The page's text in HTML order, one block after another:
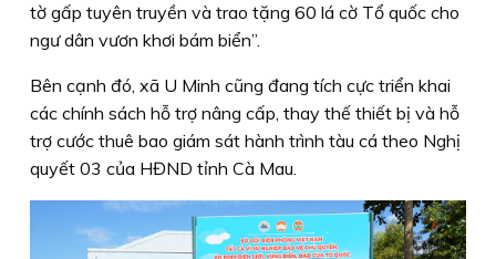
tờ gấp tuyên truyền và trao tặng 60 lá cờ Tổ quốc cho
ngư dân vươn khơi bám biển”.
Bên cạnh đó, xã U Minh cũng đang tích cực triển khai
các chính sách hỗ trợ nâng cấp, thay thế thiết bị và hỗ
trợ cước thuê bao giám sát hành trình tàu cá theo Nghị
quyết 03 của HĐND tỉnh Cà Mau.